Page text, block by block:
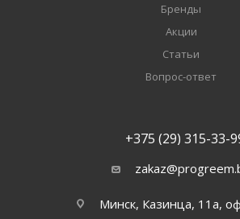
Бренды
Акции
Статьи
Вопрос-ответ
+375 (29) 315-33-
Минск, Казинца, 11а,